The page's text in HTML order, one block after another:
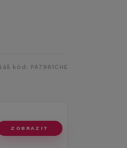
kód: PA7961CHE
ZOBRAZIT